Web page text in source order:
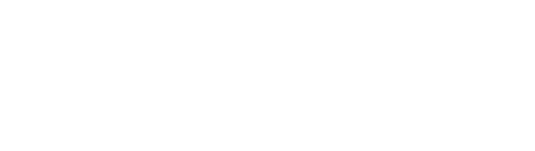
плодами.
навіть новачок.